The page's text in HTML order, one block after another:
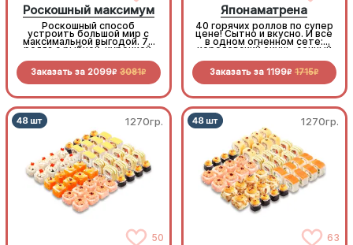
Роскошный максимум
Роскошный способ
устроить большой мир с
максимальной выгодой. 72
ролла с рыбкой, курочкой,
морепродуктами по
отличной цене
Заказать за 2099R 3081R
Японаматрена
40 горячих роллов по супер
цене! Сытно и вкусно. И все
в одном огненном сете:
королевский окунь, сочный
нежный краб, хрустящие
овощи. Максимум вкуса,
Заказать за 1199R 1715R
1270гр.
50
1270гр.
63